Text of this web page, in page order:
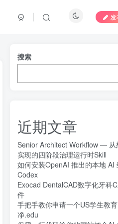
获取下载地址
搜索
近期文章
Senior Architect Workflow — 从
实现的四阶段治理运行时Skill
如何安装OpenAI 推出的本地 AI
Codex
Exocad DentalCAD数字化牙科
件
手把手教你申请一个US学生教
净.edu